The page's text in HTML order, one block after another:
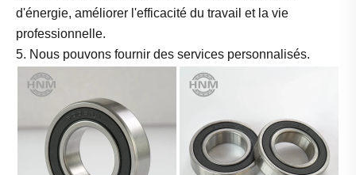
d'énergie, améliorer l'efficacité du travail et la vie
professionnelle.
5. Nous pouvons fournir des services personnalisés.